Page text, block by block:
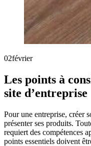
02février
Les points à
site d’entreprise
Pour une entreprise, créer
présenter ses produits.
requiert des compétences
points essentiels doivent